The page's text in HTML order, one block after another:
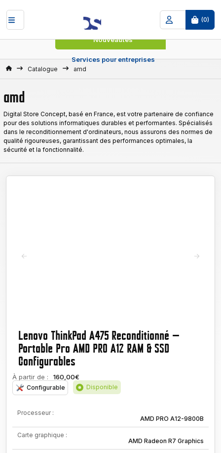
(0)
Nouveautés
Services pour entreprises
AccueilCatalogue amd
amd
Digital Store Concept, basé en France, est votre partenaire de confiance
pour des solutions informatiques durables et performantes. Spécialisés
dans le reconditionnement d'ordinateurs, nous assurons des normes de
qualité rigoureuses, garantissant des performances optimales, la
sécurité et la fonctionnalité.
Lenovo ThinkPad A475 Reconditionné —
Portable Pro AMD PRO A12 RAM & SSD
Configurables
À partir de : 160,00€
Configurable Disponible
Processeur :
AMD PRO A12-9800B
Carte graphique :
AMD Radeon R7 Graphics